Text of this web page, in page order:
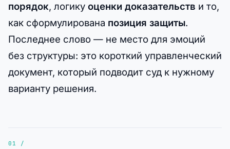
порядок, логику оценки доказательств и то,
как сформулирована позиция защиты.
Последнее слово — не место для эмоций
без структуры: это короткий управленческий
документ, который подводит суд к нужному
варианту решения.